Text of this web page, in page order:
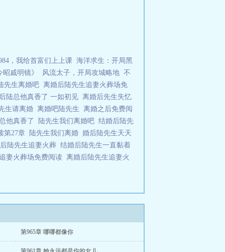
，我给首富们上上课 海洋求生：开局黑
昭戚明镜》
风流太子，开局攻城略地 不
先生离婚吧 离婚后陆先生追妻火葬场免
陆总他真香了 一如初见 离婚后先生失忆
生请离婚 离婚吧陆先生 离婚之后免费阅
他真香了
陆先生我们离婚吧 结婚后陆先
第27章
陆先生我们离婚 婚后陆先生天天
陆先生追妻火葬 结婚后陆先生一直黏着
妻火葬场免费阅读 离婚后陆先生追妻火
第965章 哪哪都像你